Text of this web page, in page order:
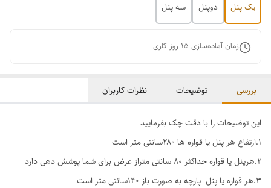
یک پنل دوپنل سه پنل
زمان آماده‌سازی 15 روز کاری
بررسی توضیحات نظرات کاربران
این توضیحات را با دقت چک بفرمایید
1.ارتفاع هر پنل یا قواره ها ۲۸۰سانتی متر است
۲.هرپنل یا قواره حداکثر ۸۰ سانتی متراز عرض برای شما پوشش دهی دارد
۳.هر قواره یا پنل پارچه به صورت باز ۱۴۰سانتی متر است